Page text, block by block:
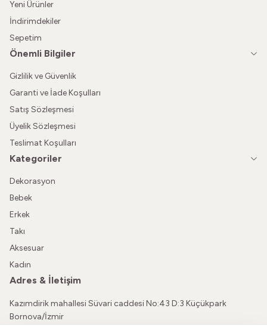
Yeni Ürünler
İndirimdekiler
Sepetim
Önemli Bilgiler
Gizlilik ve Güvenlik
Garanti ve İade Koşulları
Satış Sözleşmesi
Üyelik Sözleşmesi
Teslimat Koşulları
Kategoriler
Dekorasyon
Bebek
Erkek
Takı
Aksesuar
Kadın
Adres & İletişim
Kazımdirik mahallesi Süvari caddesi No:43 D:3 Küçükpark
Bornova/İzmir